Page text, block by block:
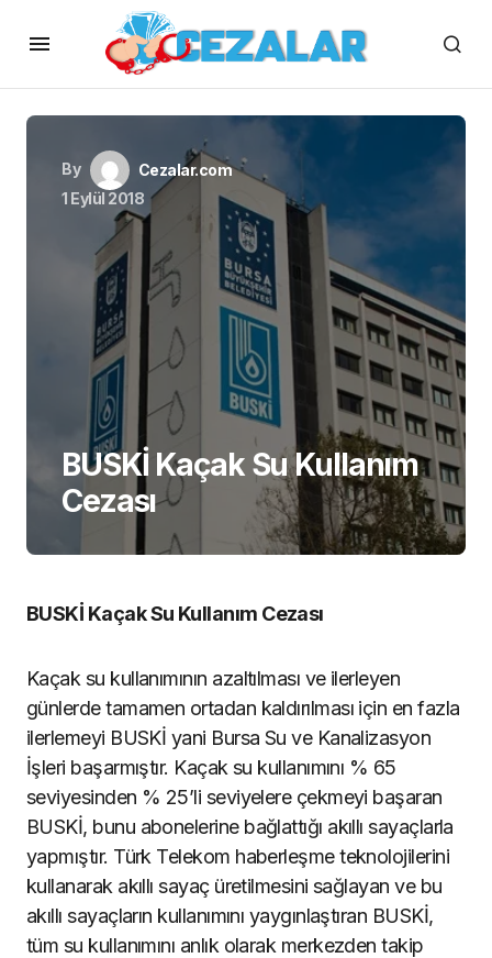
By
Cezalar.com
1 Eylül 2018
BUSKİ Kaçak Su Kullanım
Cezası
BUSKİ Kaçak Su Kullanım Cezası
Kaçak su kullanımının azaltılması ve ilerleyen
günlerde tamamen ortadan kaldırılması için en fazla
ilerlemeyi BUSKİ yani Bursa Su ve Kanalizasyon
İşleri başarmıştır. Kaçak su kullanımını % 65
seviyesinden % 25’li seviyelere çekmeyi başaran
BUSKİ, bunu abonelerine bağlattığı akıllı sayaçlarla
yapmıştır. Türk Telekom haberleşme teknolojilerini
kullanarak akıllı sayaç üretilmesini sağlayan ve bu
akıllı sayaçların kullanımını yaygınlaştıran BUSKİ,
tüm su kullanımını anlık olarak merkezden takip